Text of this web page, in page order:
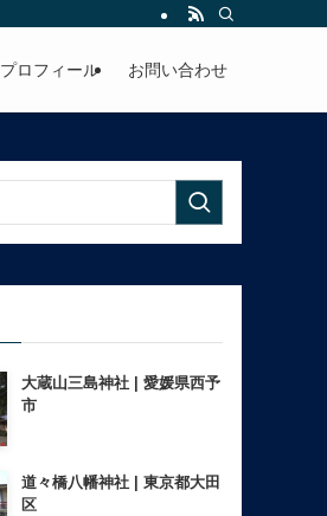
プロフィール お問い合わせ
大蔵山三島神社 | 愛媛県西予
市
道々橋八幡神社 | 東京都大田
区